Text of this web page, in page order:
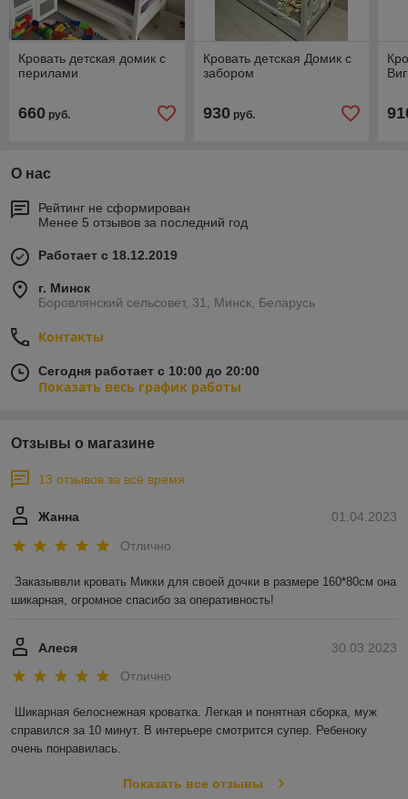
Кровать детская домик с
перилами
660 руб.
Кровать детская Домик с
забором
930руб.
О нас
Рейтинг не сформирован
Менее 5 отзывов за последний год
Работает с 18.12.2019
г. Минск
Боровлянский сельсовет, 31, Минск, Беларусь
Контакты
Сегодня работает с 10:00 до 20:00
Показать весь график работы
Отзывы о магазине
13 отзывов за всё время
01.04.2023
Жанна
Отлично
Заказыввли кровать Микки для своей дочки в размере 160*80см она
шикарная, огромное спасибо за оперативность!
30.03.2023
Алеся
Отлично
Шикарная белоснежная кроватка. Легкая и понятная сборка, муж
справился за 10 минут. В интерьере смотрится супер. Ребеноку
очень понравилась.
Показать все отзывы